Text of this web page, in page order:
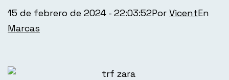
Publicada
el
15 de febrero de 2024 - 22:03:52Por Vicent
Marcas